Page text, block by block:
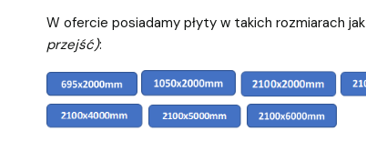
W ofercie posiadamy płyty w takich rozmiarach jak
przejść):